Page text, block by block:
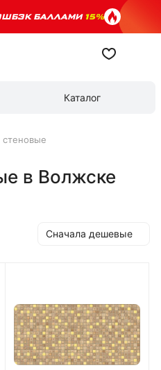
БАЛЛАМИ15%
Каталог
стеновые
в Волжске
Сначала дешевые